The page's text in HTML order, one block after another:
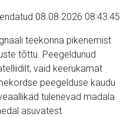
08.08.2026 08:43:45
teekonna pikenemist
tõttu. Peegeldunud
vaid keerukamat
peegelduse kaudu
tulenevad madala
asuvatest